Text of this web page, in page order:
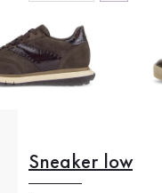
Sneaker low